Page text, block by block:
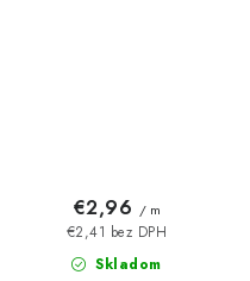
Skladom
€2,41 bez DPH
€2,96 / m